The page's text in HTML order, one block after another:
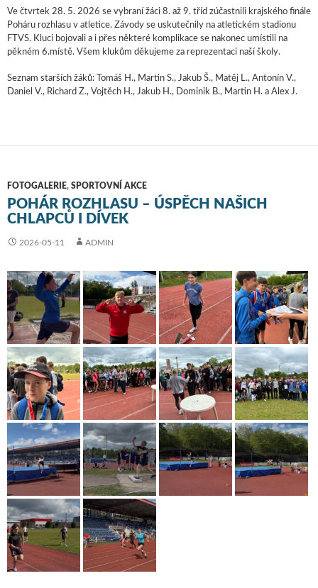
Ve čtvrtek 28. 5. 2026 se vybraní žáci 8. až 9. tříd zúčastnili krajského finále
Poháru rozhlasu v atletice. Závody se uskutečnily na atletickém stadionu
FTVS. Kluci bojovali a i přes některé komplikace se nakonec umístili na
pěkném 6.místě. Všem klukům děkujeme za reprezentaci naší školy.
Seznam starších žáků: Tomáš H., Martin S., Jakub Š., Matěj L., Antonín V.,
Daniel V., Richard Z., Vojtěch H., Jakub H., Dominik B., Martin H. a Alex J.
FOTOGALERIE, SPORTOVNÍ AKCE
POHÁR ROZHLASU – ÚSPĚCH NAŠICH
CHLAPCŮ I DÍVEK
2026-05-11 ADMIN